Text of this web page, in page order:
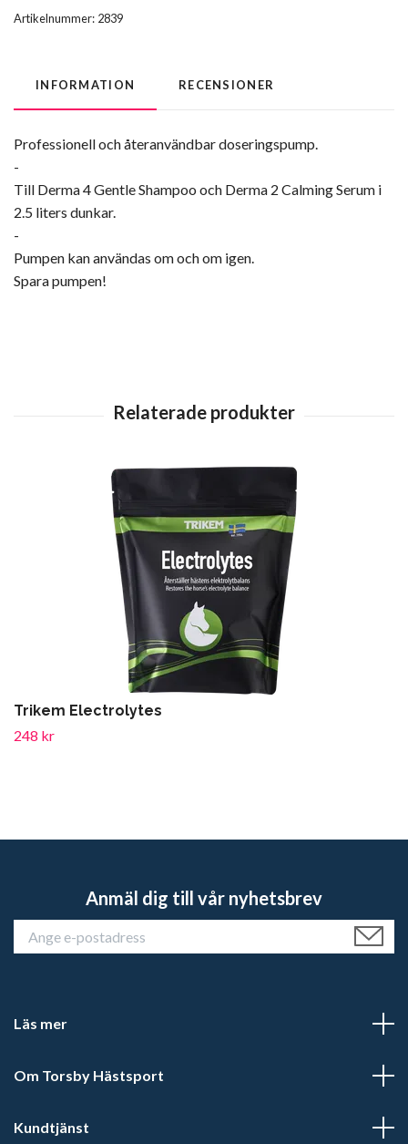
Artikelnummer: 2839
INFORMATION RECENSIONER
Professionell och återanvändbar doseringspump.
-
Till Derma 4 Gentle Shampoo och Derma 2 Calming Serum i
2.5 liters dunkar.
-
Pumpen kan användas om och om igen.
Spara pumpen!
Trikem Electrolytes
248 kr
Anmäl dig till vår nyhetsbrev
Läs mer
Om Torsby Hästsport
Kundtjänst